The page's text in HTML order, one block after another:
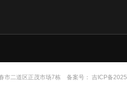
市二道区正茂市场7栋 备案号： 吉ICP备